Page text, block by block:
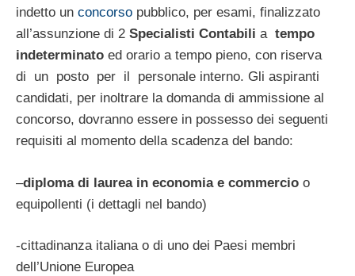
indetto un concorso pubblico, per esami, finalizzato
all’assunzione di 2 Specialisti Contabili a tempo
indeterminato ed orario a tempo pieno, con riserva
di un posto per il personale interno. Gli aspiranti
candidati, per inoltrare la domanda di ammissione al
concorso, dovranno essere in possesso dei seguenti
requisiti al momento della scadenza del bando:
–diploma di laurea in economia e commercio o
equipollenti (i dettagli nel bando)
-cittadinanza italiana o di uno dei Paesi membri
dell’Unione Europea